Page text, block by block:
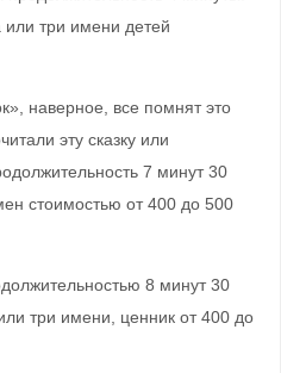
три имени детей
наверное, все помнят это
эту сказку или
7 минут 30
стоимостью от 400 до 500
8 минут 30
три имени, ценник от 400 до